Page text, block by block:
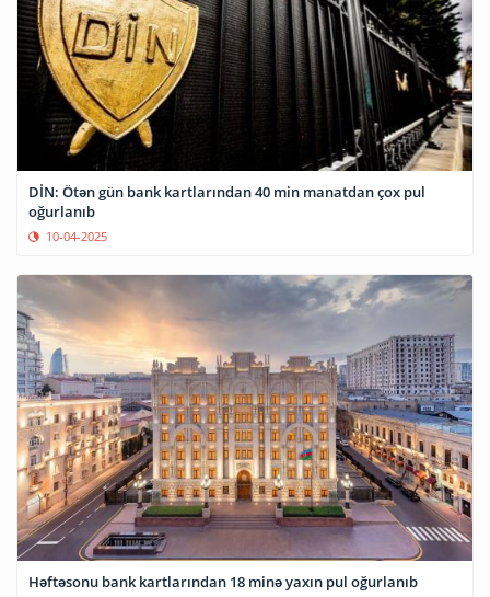
DİN: Ötən gün bank kartlarından 40 min manatdan çox pul
oğurlanıb
10-04-2025
Həftəsonu bank kartlarından 18 minə yaxın pul oğurlanıb